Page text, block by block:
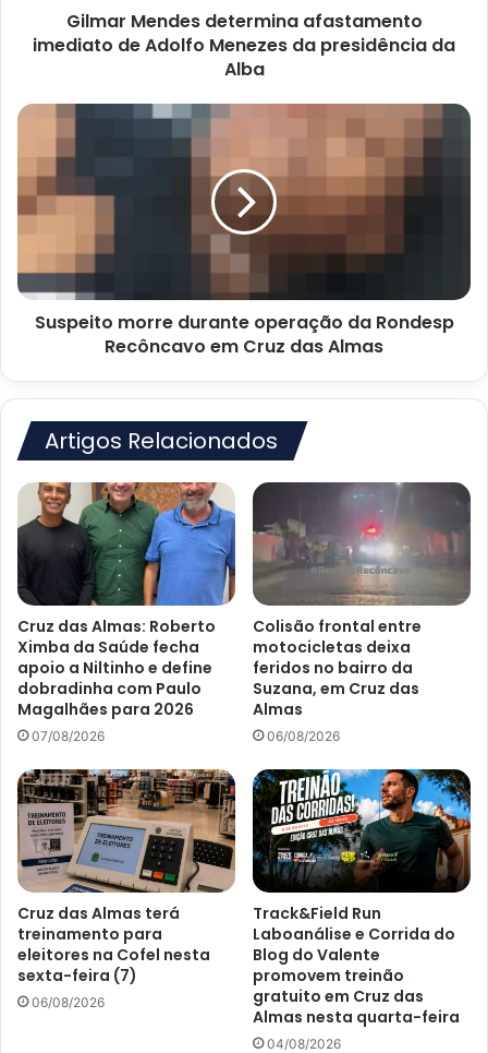
presidênciaGilmar Mendes determina afastamento
imediato de Adolfo Menezes da presidência da
Alba
Suspeito
durante
operação
Recôncavo
em
Cruz
dasSuspeito morre durante operação da Rondesp
Recôncavo em Cruz das Almas
Artigos Relacionados
Cruz das Almas: Roberto
Ximba da Saúde fecha
apoio a Niltinho e define
dobradinha com Paulo
Magalhães para 2026
07/08/2026
Colisão frontal entre
motocicletas deixa
feridos no bairro da
Suzana, em Cruz das
Almas
06/08/2026
Cruz das Almas terá
treinamento para
eleitores na Cofel nesta
sexta-feira (7)
06/08/2026
Track&Field Run
Laboanálise e Corrida do
Blog do Valente
promovem treinão
gratuito em Cruz das
Almas nesta quarta-feira
04/08/2026